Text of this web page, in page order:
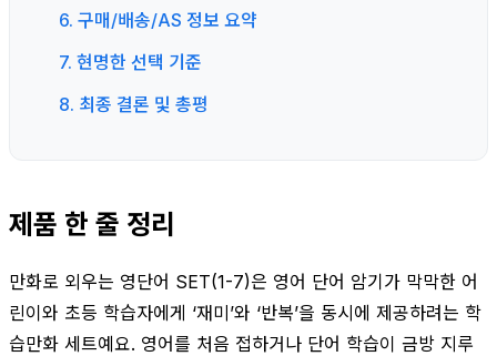
6. 구매/배송/AS 정보 요약
7. 현명한 선택 기준
8. 최종 결론 및 총평
제품 한 줄 정리
만화로 외우는 영단어 SET(1-7)은 영어 단어 암기가 막막한 어
린이와 초등 학습자에게 ‘재미’와 ‘반복’을 동시에 제공하려는 학
습만화 세트예요. 영어를 처음 접하거나 단어 학습이 금방 지루